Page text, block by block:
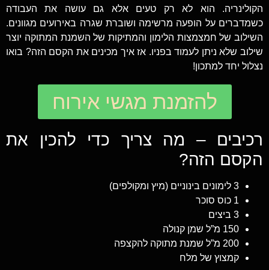
הקולינריה. הוא לא רק טעים אלא גם עושה את העבודה
כשמדברים על הופעה מרשימה ושוברת שגרה באירועים מגוונים.
השילוב של חמצמצות הלימון והמתיקות של השמנת המתוקה יוצר
שילוב שלא ניתן לעמוד בפניו. אז איך מכינים את הקסם הזה? בואו
נצלול יחד למתכון!
להזמנת מגשי אירוח
רכיבים – מה צריך כדי להכין את
הקסם הזה?
3 לימונים בינוניים (מיץ ומקולפים)
1 כוס סוכר
3 ביצים
150 מ”ל שמן קנולה
200 מ”ל שמנת מתוקה להקצפה
קמצוץ של מלח